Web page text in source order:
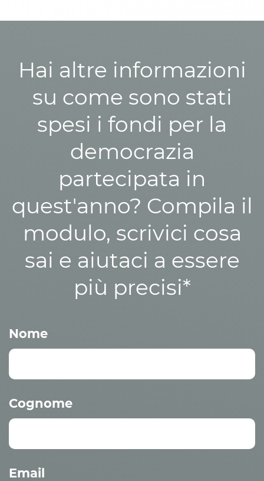
Hai altre informazioni
su come sono stati
spesi i fondi per la
democrazia
partecipata in
quest'anno? Compila il
modulo, scrivici cosa
sai e aiutaci a essere
più precisi*
Nome
Cognome
Email